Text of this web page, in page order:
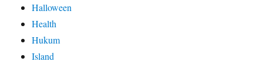
Halloween
Health
Hukum
Island